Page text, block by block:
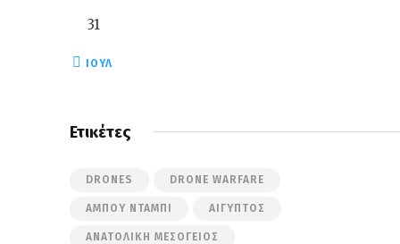
31
« ΙΟΎΛ
Ετικέτες
DRONES DRONE WARFARE
ΆΜΠΟΥ ΝΤΆΜΠΙ ΑΊΓΥΠΤΟΣ
ΑΝΑΤΟΛΙΚΉ ΜΕΣΌΓΕΙΟΣ